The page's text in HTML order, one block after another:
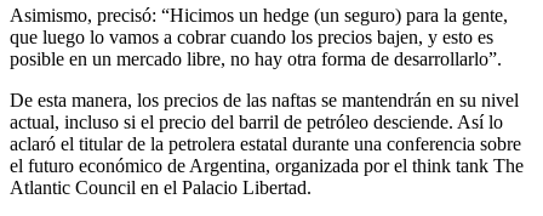
Asimismo, precisó: “Hicimos un hedge (un seguro) para la gente,
que luego lo vamos a cobrar cuando los precios bajen, y esto es
posible en un mercado libre, no hay otra forma de desarrollarlo”.
De esta manera, los precios de las naftas se mantendrán en su nivel
actual, incluso si el precio del barril de petróleo desciende. Así lo
aclaró el titular de la petrolera estatal durante una conferencia sobre
el futuro económico de Argentina, organizada por el think tank The
Atlantic Council en el Palacio Libertad.